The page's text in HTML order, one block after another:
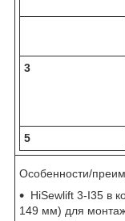
3
5
Особенности/
HiSewlift 3-I35 в
149 мм) для